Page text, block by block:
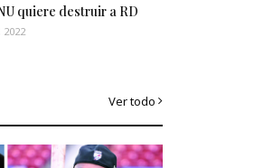
quiere destruir a RD
Ver todo